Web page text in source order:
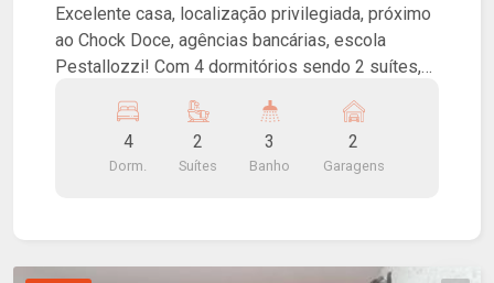
Excelente casa, localização privilegiada, próximo
ao Chock Doce, agências bancárias, escola
Pestallozzi! Com 4 dormitórios sendo 2 suítes,
e 2 vagas de garagem. Varanda Gourmet no
fundo, com quarto e banheiro. Sacada ampla na
suíte superior!!
4
Dorm.
2
Suítes
3
Banho
2
Garagens